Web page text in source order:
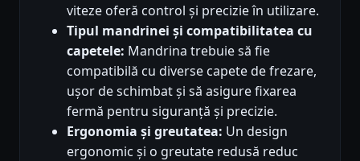
viteze oferă control și precizie în utilizare.
Tipul mandrinei și compatibilitatea cu
capetele: Mandrina trebuie să fie
compatibilă cu diverse capete de frezare,
ușor de schimbat și să asigure fixarea
fermă pentru siguranță și precizie.
Ergonomia și greutatea: Un design
ergonomic și o greutate redusă reduc